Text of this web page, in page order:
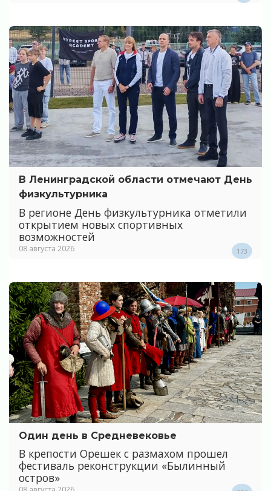
В Ленинградской области отмечают День
физкультурника
В регионе День физкультурника отметили
открытием новых спортивных
возможностей
08 августа 2026 173
Один день в Средневековье
В крепости Орешек с размахом прошел
фестиваль реконструкции «Былинный
остров»